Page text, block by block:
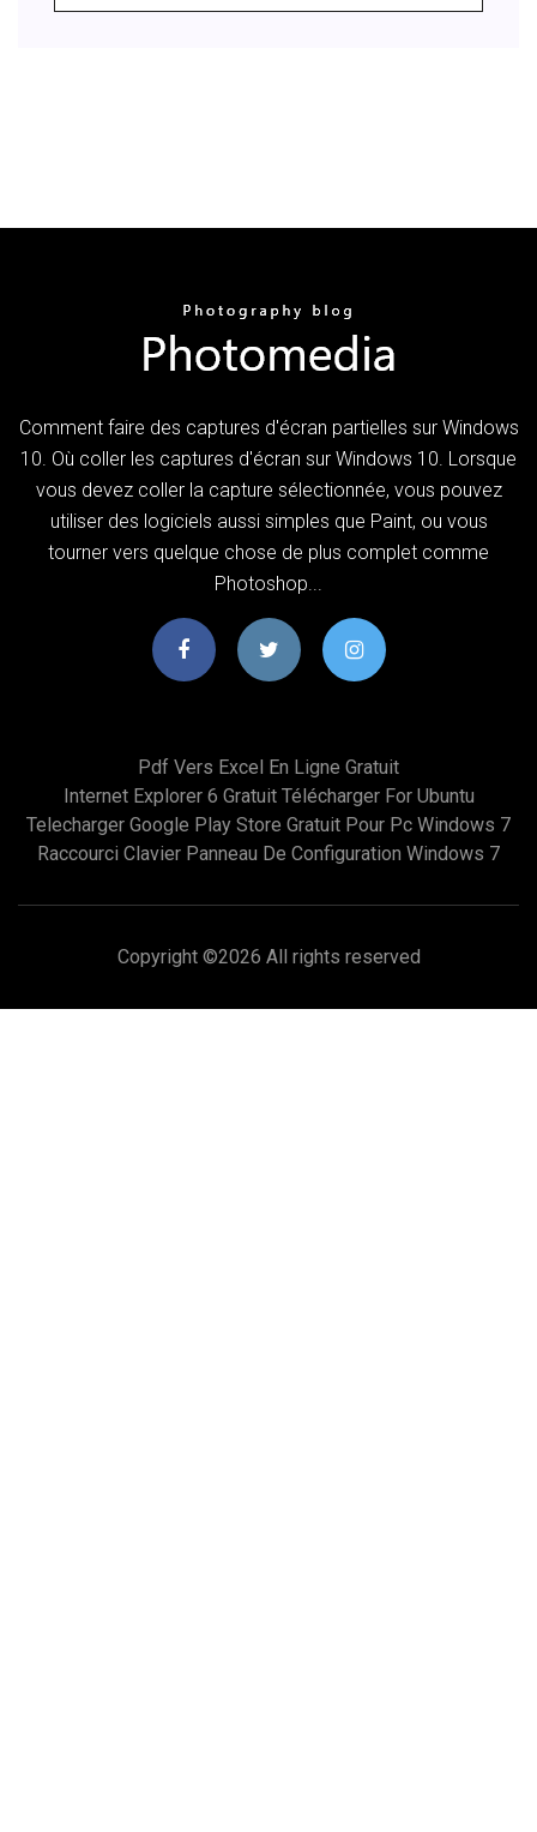
Comment faire des captures d'écran partielles sur Windows
10. Où coller les captures d'écran sur Windows 10. Lorsque
vous devez coller la capture sélectionnée, vous pouvez
utiliser des logiciels aussi simples que Paint, ou vous
tourner vers quelque chose de plus complet comme
Photoshop...
Pdf Vers Excel En Ligne Gratuit
Internet Explorer 6 Gratuit Télécharger For Ubuntu
Telecharger Google Play Store Gratuit Pour Pc Windows 7
Raccourci Clavier Panneau De Configuration Windows 7
Copyright ©2026 All rights reserved